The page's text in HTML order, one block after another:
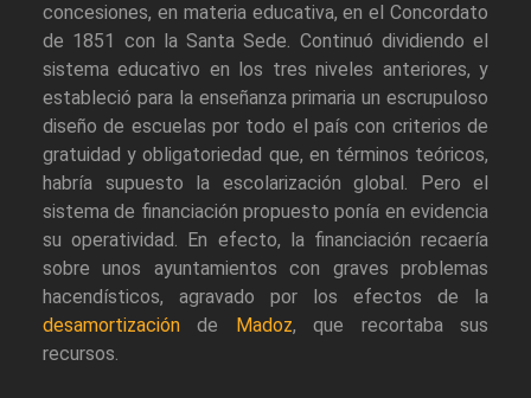
concesiones, en materia educativa, en el Concordato
de 1851 con la Santa Sede. Continuó dividiendo el
sistema educativo en los tres niveles anteriores, y
estableció para la enseñanza primaria un escrupuloso
diseño de escuelas por todo el país con criterios de
gratuidad y obligatoriedad que, en términos teóricos,
habría supuesto la escolarización global. Pero el
sistema de financiación propuesto ponía en evidencia
su operatividad. En efecto, la financiación recaería
sobre unos ayuntamientos con graves problemas
hacendísticos, agravado por los efectos de la
desamortización de Madoz, que recortaba sus
recursos.